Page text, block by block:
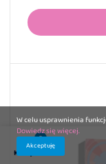
0
Koszyk
W celu usprawnienia
Dowiedz się więcej.
Akceptuję